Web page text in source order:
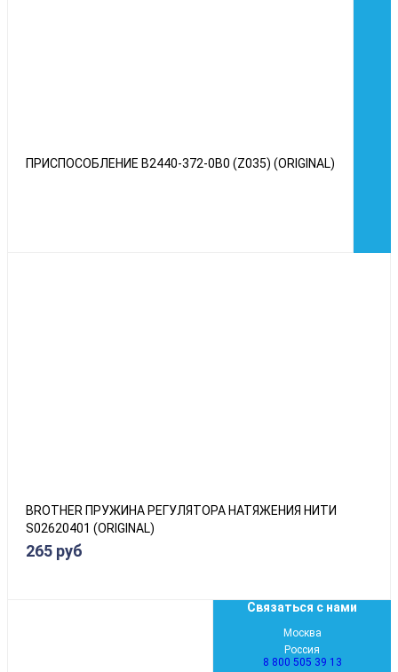
ПРИСПОСОБЛЕНИЕ B2440-372-0B0 (Z035) (ORIGINAL)
BROTHER ПРУЖИНА РЕГУЛЯТОРА НАТЯЖЕНИЯ НИТИ
S02620401 (ORIGINAL)
265 руб
Связаться с нами
Москва
Россия
8 800 505 39 13